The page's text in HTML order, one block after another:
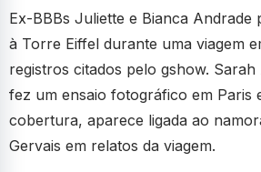
Ex-BBBs Juliette e Bianca Andrade
à Torre Eiffel durante uma viagem
registros citados pelo gshow.
fez um ensaio fotográfico em Paris
cobertura, aparece ligada ao
Gervais em relatos da viagem.